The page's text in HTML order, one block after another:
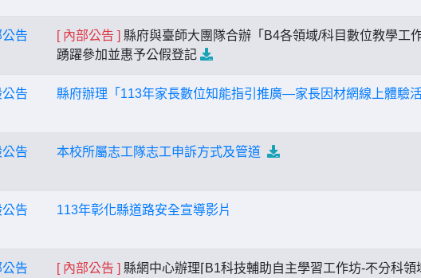
告 [ 內部公告 ] 縣府與臺師大團隊合辦「B4各領域/科目數位教學工
踴躍參加並惠予公假登記
告 縣府辦理「113年家長數位知能指引推廣—家長因材網線上體驗
告 本校所屬志工隊志工申訴方式及管道
告 113年彰化縣道路安全宣導影片
告 [ 內部公告 ] 縣網中心辦理⌈B1科技輔助自主學習工作坊-不分科領